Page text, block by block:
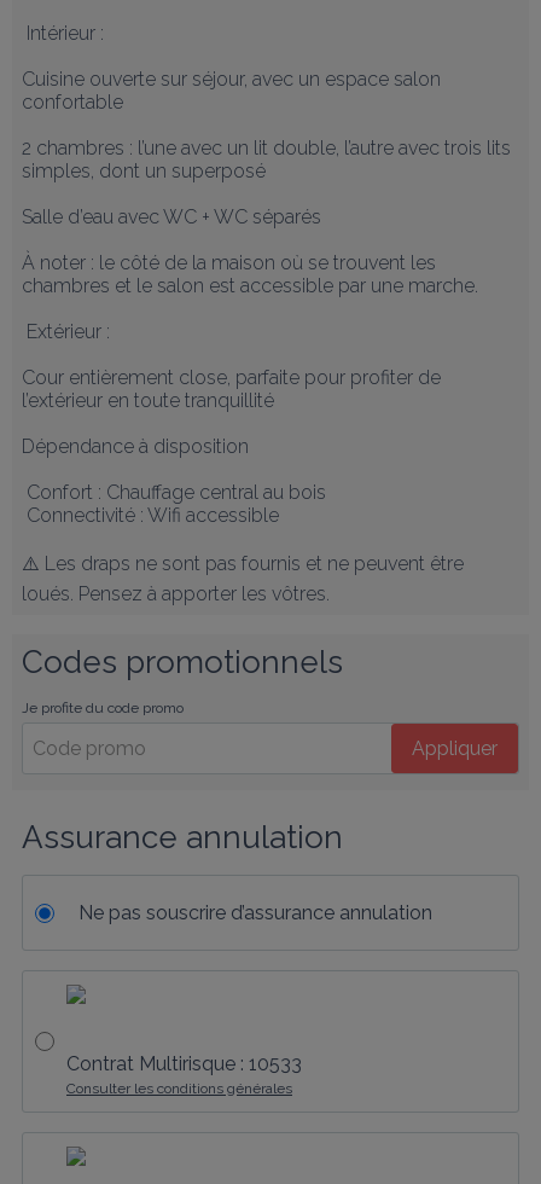
Cuisine ouverte sur séjour, avec un espace salon
confortable
2 chambres : l’une avec un lit double, l’autre avec trois lits
simples, dont un superposé
Salle d’eau avec WC + WC séparés
À noter : le côté de la maison où se trouvent les
chambres et le salon est accessible par une marche.
Cour entièrement close, parfaite pour profiter de
l’extérieur en toute tranquillité
Dépendance à disposition
⚠️ Les draps ne sont pas fournis et ne peuvent être
loués. Pensez à apporter les vôtres.
Codes promotionnels
Je profite du code promo
Appliquer
Assurance annulation
Ne pas souscrire d’assurance annulation
Contrat Multirisque : 10533
Consulter les conditions générales